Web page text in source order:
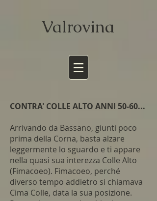
Valrovina
CONTRA' COLLE ALTO ANNI 50-60...
Arrivando da Bassano, giunti poco
prima della Corna, basta alzare
leggermente lo sguardo e ti appare
nella quasi sua interezza Colle Alto
(Fimacoeo). Fimacoeo, perché
diverso tempo addietro si chiamava
Cima Colle, data la sua posizione.